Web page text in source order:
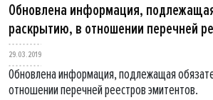
Обновлена информация,
раскрытию, в отношении перечней
29.03.2019
Обновлена информация, подлежащая
отношении перечней реестров эмитентов.